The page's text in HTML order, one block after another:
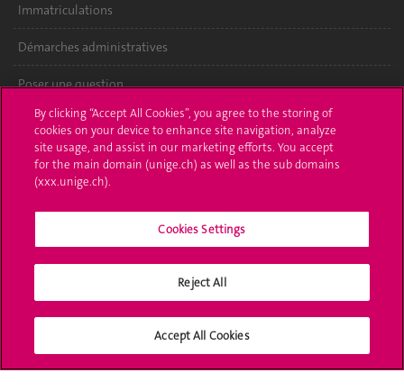
Immatriculations
Démarches administratives
Poser une question
L'UNIGE vous informe
UNIGE Mobile
Bibliothèque
Médias sociaux UNIGE
By clicking “Accept All Cookies”, you agree to the storing of
cookies on your device to enhance site navigation, analyze
site usage, and assist in our marketing efforts. You accept
for the main domain (unige.ch) as well as the sub domains
(xxx.unige.ch).
Cookies Settings
Reject All
Accept All Cookies